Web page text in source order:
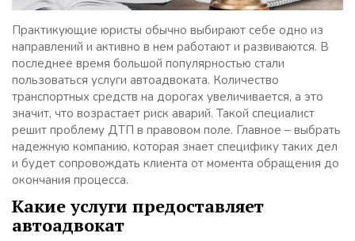
Практикующие юристы обычно выбирают себе одно из
направлений и активно в нем работают и развиваются. В
последнее время большой популярностью стали
пользоваться услуги автоадвоката. Количество
транспортных средств на дорогах увеличивается, а это
значит, что возрастает риск аварий. Такой специалист
решит проблему ДТП в правовом поле. Главное – выбрать
надежную компанию, которая знает специфику таких дел
и будет сопровождать клиента от момента обращения до
окончания процесса.
Какие услуги предоставляет
автоадвокат